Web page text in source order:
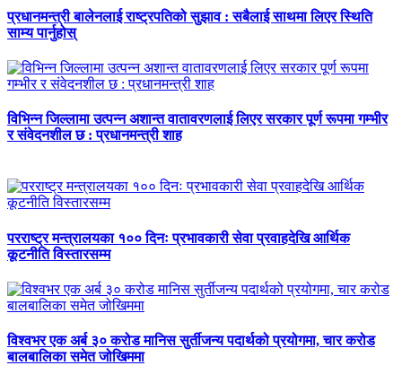
प्रधानमन्त्री बालेनलाई राष्ट्रपतिको सुझाव : सबैलाई साथमा लिएर स्थिति
साम्य पार्नुहोस्
विभिन्न जिल्लामा उत्पन्न अशान्त वातावरणलाई लिएर सरकार पूर्ण रूपमा गम्भीर
र संवेदनशील छ : प्रधानमन्त्री शाह
परराष्ट्र मन्त्रालयका १०० दिनः प्रभावकारी सेवा प्रवाहदेखि आर्थिक
कूटनीति विस्तारसम्म
विश्वभर एक अर्ब ३० करोड मानिस सुर्तीजन्य पदार्थको प्रयोगमा, चार करोड
बालबालिका समेत जोखिममा